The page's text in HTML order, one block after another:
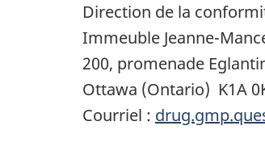
Direction de la
Immeuble Jeanne-
200, promenade
Ottawa (Ontario) K1A
Courriel :